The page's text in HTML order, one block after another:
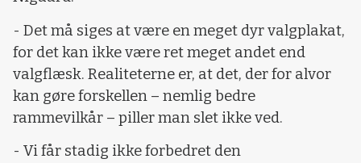
- Det må siges at være en meget dyr valgplakat,
for det kan ikke være ret meget andet end
valgflæsk. Realiteterne er, at det, der for alvor
kan gøre forskellen – nemlig bedre
rammevilkår – piller man slet ikke ved.
- Vi får stadig ikke forbedret den